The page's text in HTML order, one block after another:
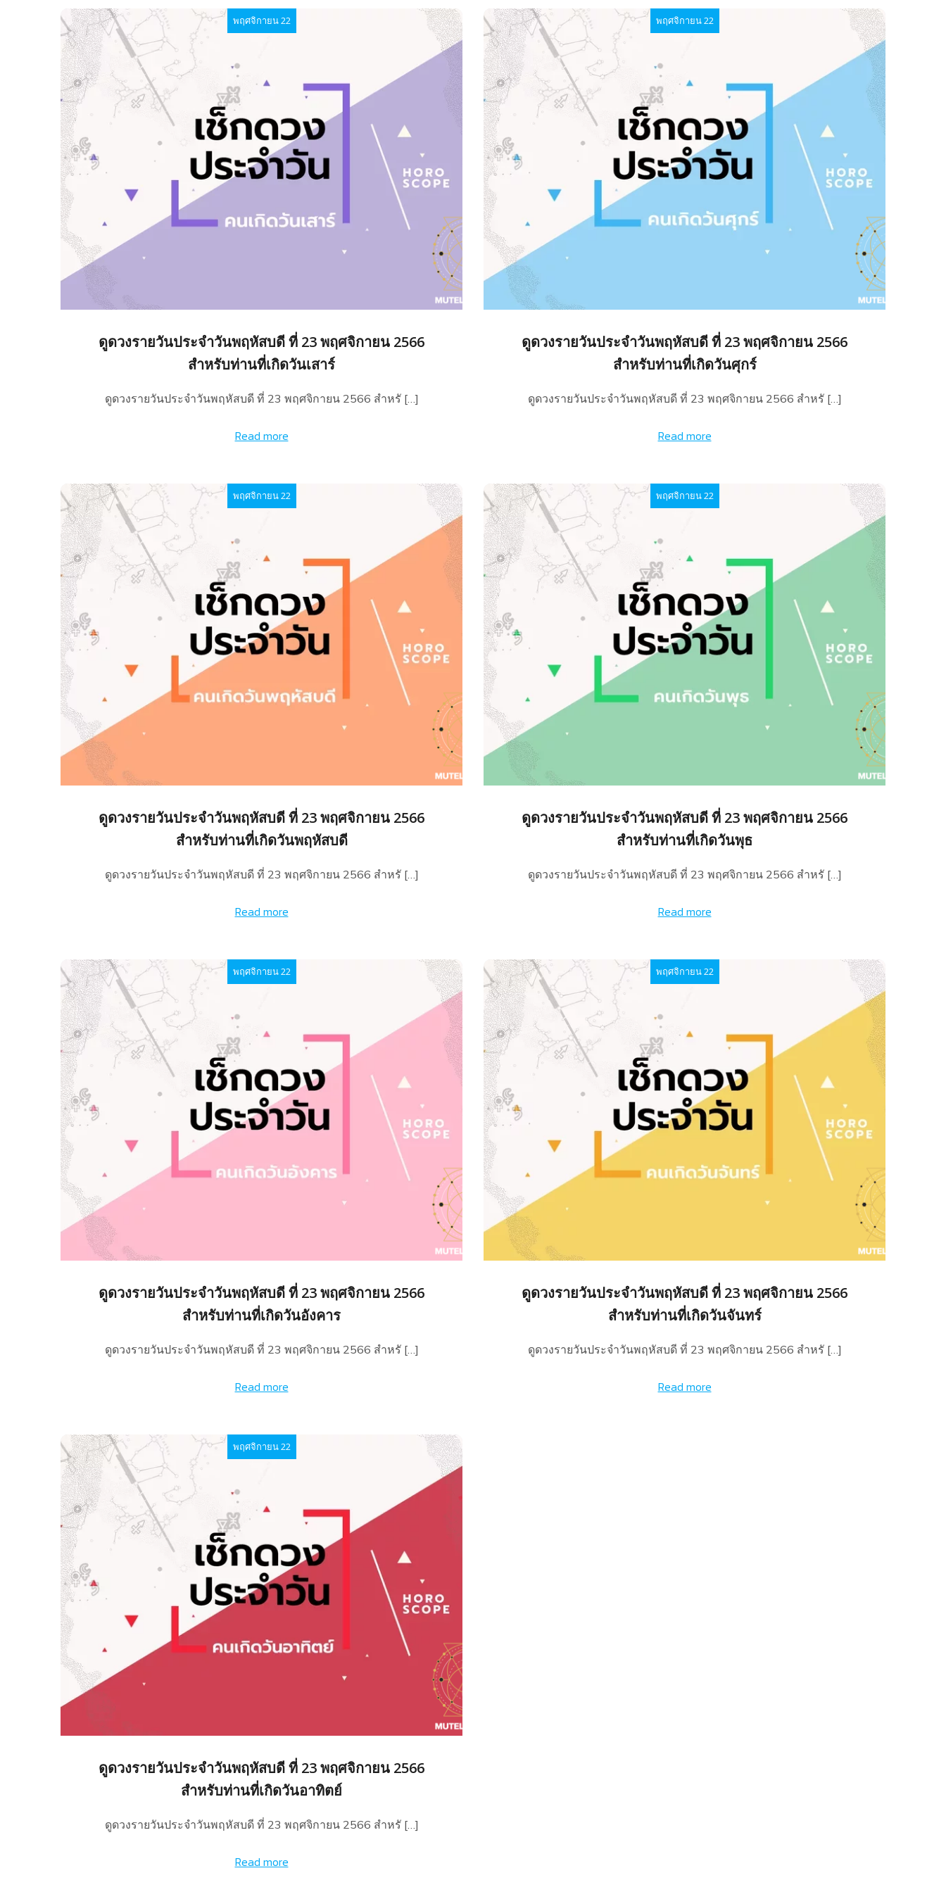
พฤศจิกายน 22
ดูดวงรายวันประจำวันพฤหัสบดี ที่ 23 พฤศจิกายน 2566
สำหรับท่านที่เกิดวันเสาร์
ดูดวงรายวันประจำวันพฤหัสบดี ที่ 23 พฤศจิกายน 2566 สำหรั […]
Read more
พฤศจิกายน 22
ดูดวงรายวันประจำวันพฤหัสบดี ที่ 23 พฤศจิกายน 2566
สำหรับท่านที่เกิดวันศุกร์
ดูดวงรายวันประจำวันพฤหัสบดี ที่ 23 พฤศจิกายน 2566 สำหรั […]
Read more
พฤศจิกายน 22
ดูดวงรายวันประจำวันพฤหัสบดี ที่ 23 พฤศจิกายน 2566
สำหรับท่านที่เกิดวันพฤหัสบดี
ดูดวงรายวันประจำวันพฤหัสบดี ที่ 23 พฤศจิกายน 2566 สำหรั […]
Read more
พฤศจิกายน 22
ดูดวงรายวันประจำวันพฤหัสบดี ที่ 23 พฤศจิกายน 2566
สำหรับท่านที่เกิดวันพุธ
ดูดวงรายวันประจำวันพฤหัสบดี ที่ 23 พฤศจิกายน 2566 สำหรั […]
Read more
พฤศจิกายน 22
ดูดวงรายวันประจำวันพฤหัสบดี ที่ 23 พฤศจิกายน 2566
สำหรับท่านที่เกิดวันอังคาร
ดูดวงรายวันประจำวันพฤหัสบดี ที่ 23 พฤศจิกายน 2566 สำหรั […]
Read more
พฤศจิกายน 22
ดูดวงรายวันประจำวันพฤหัสบดี ที่ 23 พฤศจิกายน 2566
สำหรับท่านที่เกิดวันจันทร์
ดูดวงรายวันประจำวันพฤหัสบดี ที่ 23 พฤศจิกายน 2566 สำหรั […]
Read more
พฤศจิกายน 22
ดูดวงรายวันประจำวันพฤหัสบดี ที่ 23 พฤศจิกายน 2566
สำหรับท่านที่เกิดวันอาทิตย์
ดูดวงรายวันประจำวันพฤหัสบดี ที่ 23 พฤศจิกายน 2566 สำหรั […]
Read more